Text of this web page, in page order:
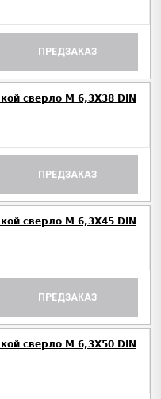
ПРЕДЗАКАЗ
сверло М 6,3Х38 DIN
ПРЕДЗАКАЗ
сверло М 6,3Х45 DIN
ПРЕДЗАКАЗ
сверло М 6,3Х50 DIN